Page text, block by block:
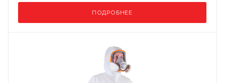
ПОДРОБНЕЕ